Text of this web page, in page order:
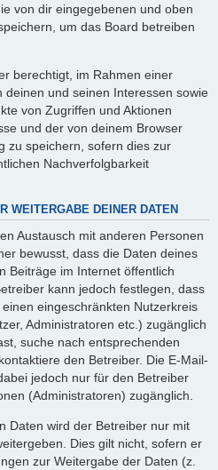
von dir eingegebenen und oben
um das Board betreiben
berechtigt, im Rahmen einer
deinen und seinen Interessen sowie
von Zugriffen und Aktionen
und der von deinem Browser
zu speichern, sofern dies zur
Nachverfolgbarkeit
WEITERGABE DEINER DATEN
Austausch mit anderen Personen
bewusst, dass die Daten deines
Beiträge im Internet öffentlich
kann jedoch festlegen, dass
eingeschränkten Nutzerkreis
Administratoren etc.) zugänglich
suche nach entsprechenden
den Betreiber. Die E-Mail-
jedoch nur für den Betreiber
(Administratoren) zugänglich.
Daten wird der Betreiber nur mit
Dies gilt nicht, sofern er
zur Weitergabe der Daten (z.